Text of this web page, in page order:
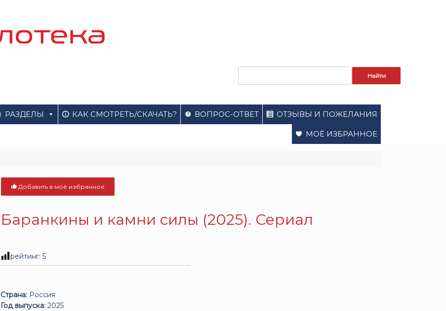
РАЗДЕЛЫ КАК СМОТРЕТЬ/СКАЧАТЬ? ВОПРОС-ОТВЕТ ОТЗЫВЫ И ПОЖЕЛАНИЯ
МОЁ ИЗБРАННОЕ
Добавить в моё избранное
Баранкины и камни силы (2025). Сериал
рейтинг:5
Страна: Россия
Год выпуска: 2025